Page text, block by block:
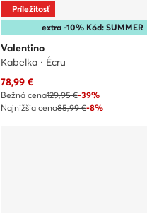
extra -10% Kód: SUMMER
Príležitosť
Valentino
Kabelka · Écru
Aktuálna cena
78,99€
Bežná cena129,95 €-39%
Najnižšia cena85,99 €-8%